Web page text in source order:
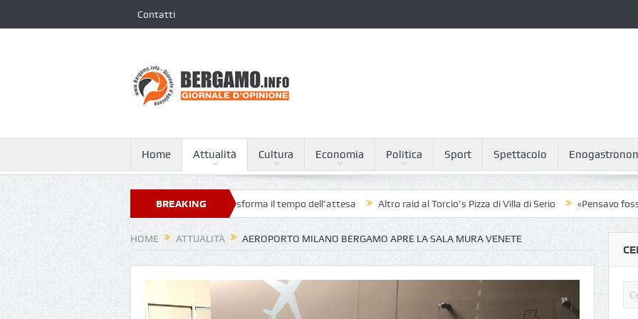
Contatti
Home Attualità Cultura Economia Politica Sport Spettacolo
BREAKING
NEWS
Bergamo Airport, l’arte contemporanea trasforma il tempo dell’attesa Altro raid al Torcio’s Pizza di Villa di Serio «Pensavo fosse un
HOME ATTUALITÀ AEROPORTO MILANO BERGAMO APRE LA SALA MURA VENETE